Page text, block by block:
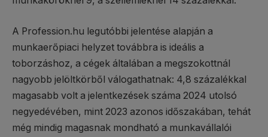
A Profession.hu legutóbbi jelentése alapján a
munkaerőpiaci helyzet továbbra is ideális a
toborzáshoz, a cégek általában a megszokottnál
nagyobb jelöltkörből válogathatnak: 4,8 százalékkal
magasabb volt a jelentkezések száma 2024 utolsó
negyedévében, mint 2023 azonos időszakában, tehát
még mindig magasnak mondható a munkavállalói